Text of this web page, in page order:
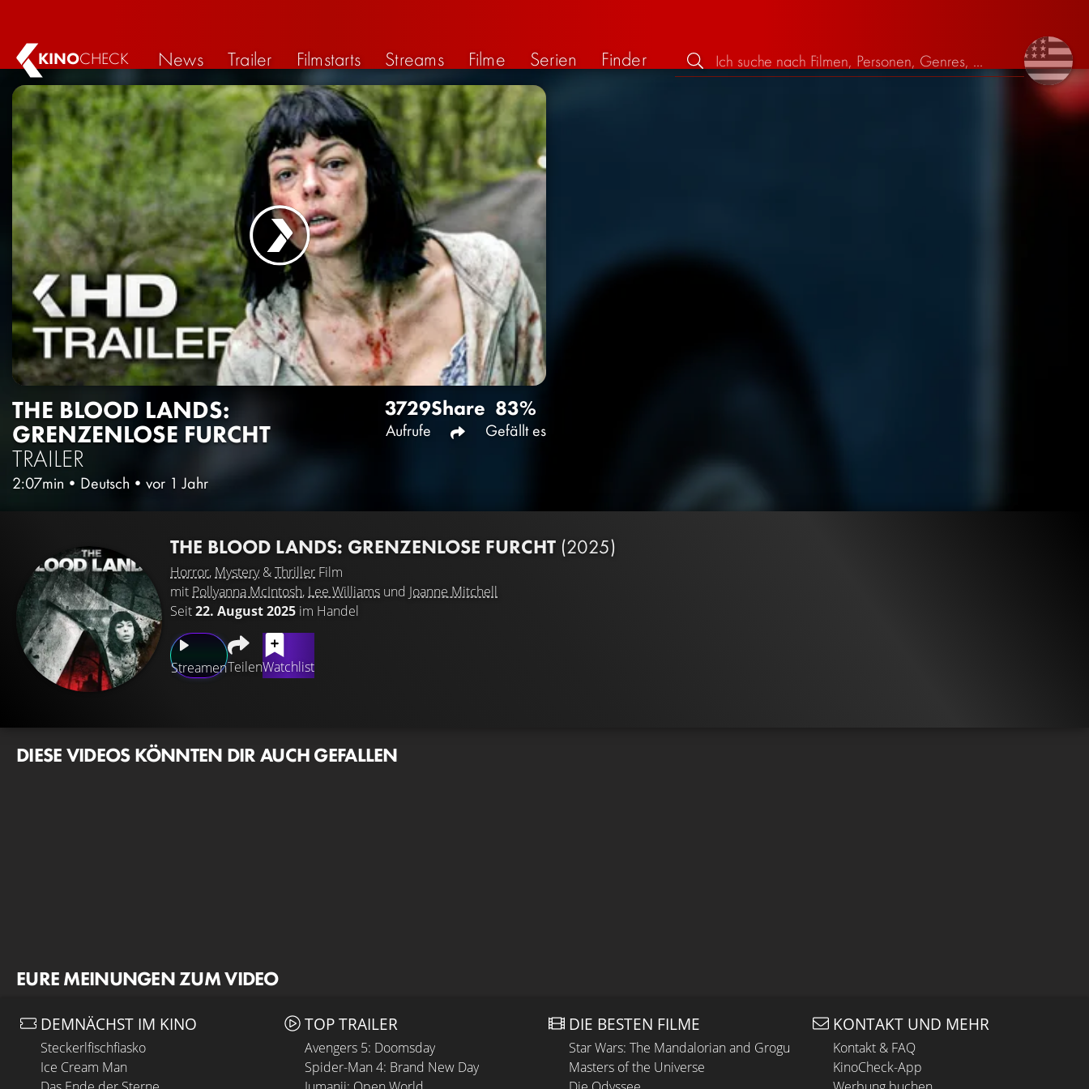
KINOCHECK News Trailer Filmstarts Streams Filme Serien Finder
THE BLOOD LANDS:
GRENZENLOSE FURCHT
TRAILER
2:07min • Deutsch • vor 1 Jahr
3729
Aufrufe
Share 83%
Gefällt es
THE BLOOD LANDS: GRENZENLOSE FURCHT (2025)
Horror, Mystery&Thriller Film
mit Pollyanna McIntosh, Lee Williams und Joanne Mitchell
Seit22. August 2025 im Handel
StreamenTeilenWatchlist
DIESE VIDEOS KÖNNTEN DIR AUCH GEFALLEN
EURE MEINUNGEN ZUM VIDEO
DEMNÄCHST IM KINO
Steckerlfischfiasko
Ice Cream Man
TOP TRAILER
Avengers 5: Doomsday
Spider-Man 4: Brand New Day
DIE BESTEN FILME
Star Wars: The Mandalorian and Grogu
Masters of the Universe
KONTAKT UND MEHR
Kontakt & FAQ
KinoCheck-App